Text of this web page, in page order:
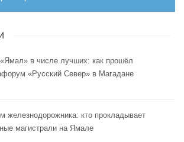
в числе лучших: как прошёл
«Русский Север» в Магадане
железнодорожника: кто прокладывает
магистрали на Ямале